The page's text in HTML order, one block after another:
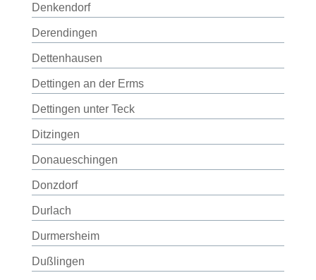
Denkendorf
Derendingen
Dettenhausen
Dettingen an der Erms
Dettingen unter Teck
Ditzingen
Donaueschingen
Donzdorf
Durlach
Durmersheim
Dußlingen